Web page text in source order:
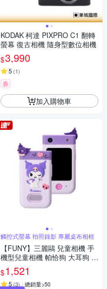
KODAK 柯達 PIXPRO C1 翻轉
螢幕 復古相機 隨身型數位相機
$3,990
5 (1)
券
加入購物車
觸控式螢幕 拍照錄影 專屬桌布相框
【FUNY】三麗鷗 兒童相機 手
機型兒童相機 帕恰狗 大耳狗 酷
洛米
$1,521
5(3) 總銷量>50